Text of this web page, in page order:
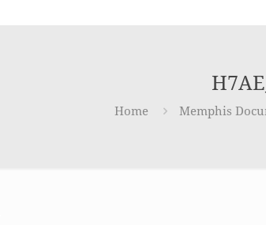
Home Memphis